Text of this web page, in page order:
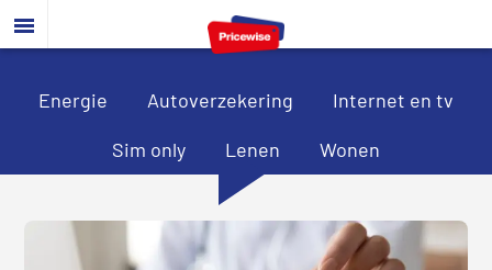
Door
naar
hoofd
Spring
naar
eerste
Spring
naar
voettekst
Energie Autoverzekering Internet en tv
Sim only Lenen Wonen